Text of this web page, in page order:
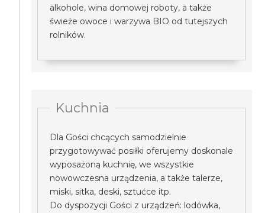
alkohole, wina domowej roboty, a także
świeże owoce i warzywa BIO od tutejszych
rolników.
Kuchnia
Dla Gości chcących samodzielnie
przygotowywać posiłki oferujemy doskonale
wyposażoną kuchnię, we wszystkie
nowowczesna urządzenia, a także talerze,
miski, sitka, deski, sztućce itp.
Do dyspozycji Gości z urządzeń: lodówka,